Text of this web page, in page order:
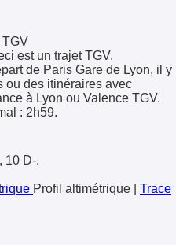
TGV
est un trajet TGV.
de Paris Gare de Lyon, il y
ou des itinéraires avec
à Lyon ou Valence TGV.
: 2h59.
10 D-.
Profil altimétrique
Trace